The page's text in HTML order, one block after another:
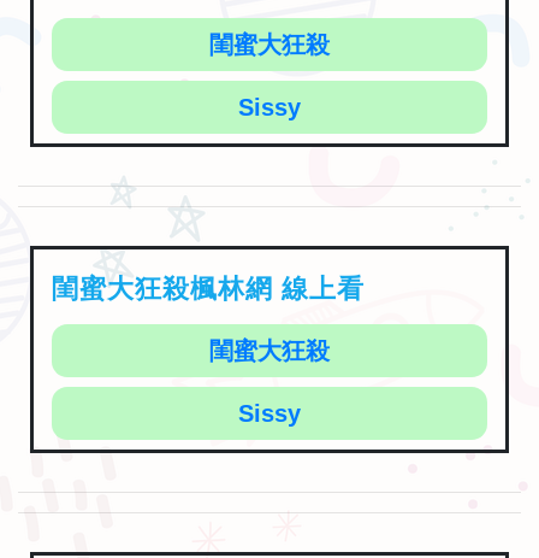
閨蜜大狂殺
Sissy
閨蜜大狂殺楓林網 線上看
閨蜜大狂殺
Sissy